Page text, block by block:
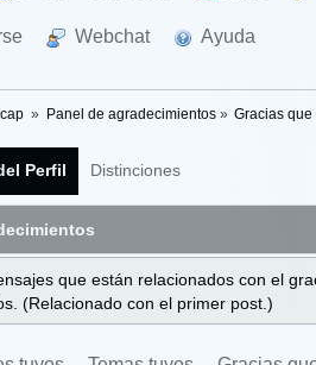
Webchat Ayuda
» Panel de agradecimientos» Gracias que
Perfil Distinciones
que están relacionados con el
(Relacionado con el primer post.)